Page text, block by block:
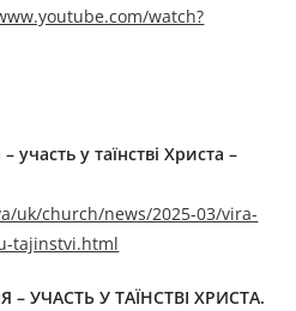
watch?
– участь у таїнстві Христа –
uk/church/news/2025-03/vira-
tajinstvi.html
– УЧАСТЬ У ТАЇНСТВІ ХРИСТА.